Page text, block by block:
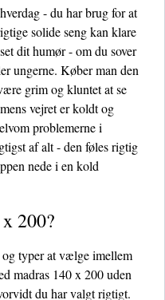
- du har brug for at
solide seng kan klare
dit humør - om du sover
ungerne. Køber man den
grim og kluntet at se
vejret er koldt og
problemerne i
af alt - den føles rigtig
nede i en kold
200?
og typer at vælge imellem
madras 140 x 200 uden
du har valgt rigtigt.